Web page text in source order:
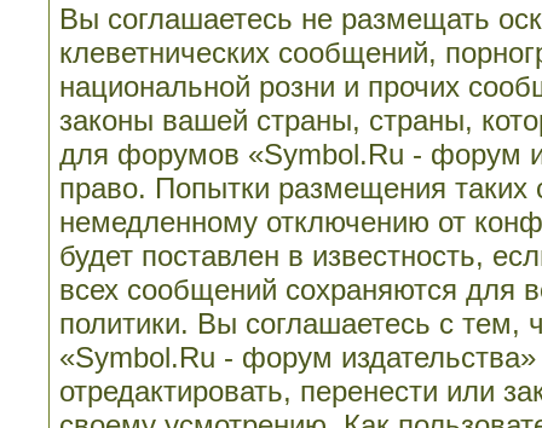
Вы соглашаетесь не размещать
клеветнических сообщений,
национальной розни и прочих
законы вашей страны, страны,
для форумов «Symbol.Ru - форум
право. Попытки размещения
немедленному отключению от
будет поставлен в известность,
всех сообщений сохраняются для
политики. Вы соглашаетесь с
«Symbol.Ru - форум
отредактировать, перенести или